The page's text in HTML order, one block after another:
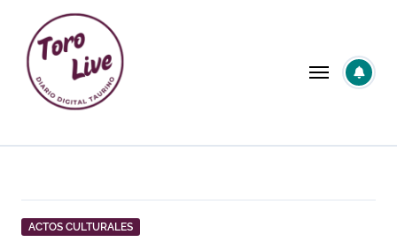
contenido
ACTOS CULTURALES